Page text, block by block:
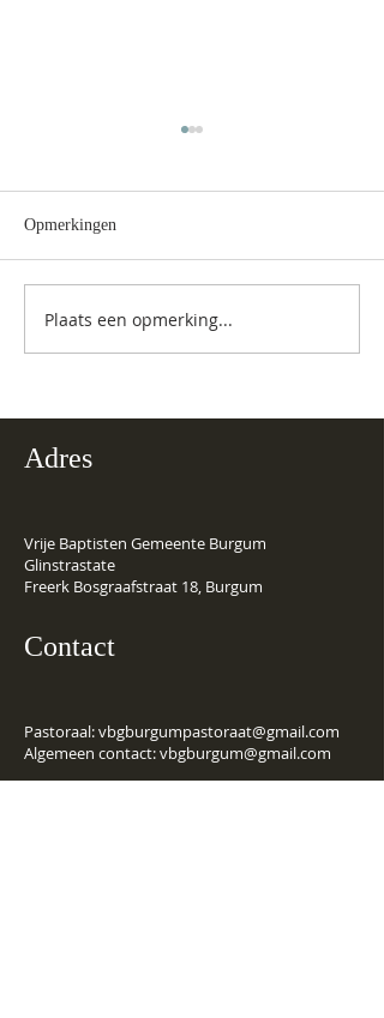
Opmerkingen
Plaats een opmerking...
Adres
Vrije Baptisten Gemeente Burgum
Glinstrastate
Freerk Bosgraafstraat 18, Burgum
Contact
Pastoraal:vbgburgumpastoraat@gmail.com
Algemeen contact:vbgburgum@gmail.com